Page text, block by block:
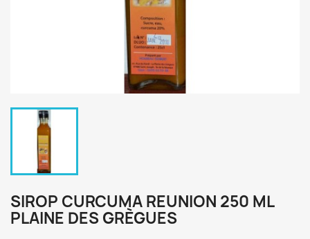
SIROP CURCUMA REUNION 250 ML
PLAINE DES GRÈGUES